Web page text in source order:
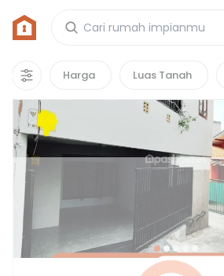
Harga Luas Tanah
Rumah di Komplek Depdikbud
1properti